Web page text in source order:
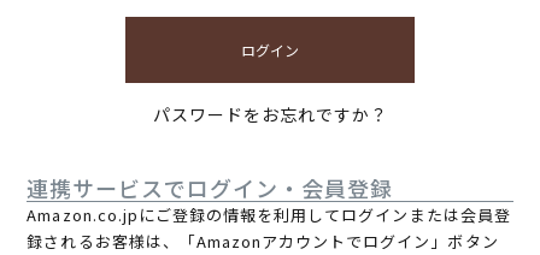
ログイン
パスワードをお忘れですか？
連携サービスでログイン・会員登録
Amazon.co.jpにご登録の情報を利用してログインまたは会員登
録されるお客様は、「Amazonアカウントでログイン」ボタン